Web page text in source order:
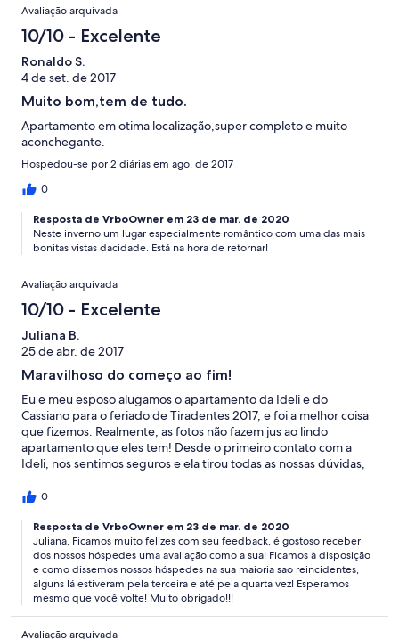
Avaliação arquivada
10/10 - Excelente
Ronaldo S.
4 de set. de 2017
Muito bom,tem de tudo.
Apartamento em otima localização,super completo e muito
aconchegante.
Hospedou-se por 2 diárias em ago. de 2017
0
Resposta de VrboOwner em 23 de mar. de 2020
Neste inverno um lugar especialmente romântico com uma das mais
bonitas vistas dacidade. Está na hora de retornar!
Avaliação arquivada
10/10 - Excelente
Juliana B.
25 de abr. de 2017
Maravilhoso do começo ao fim!
Eu e meu esposo alugamos o apartamento da Ideli e do
Cassiano para o feriado de Tiradentes 2017, e foi a melhor coisa
que fizemos. Realmente, as fotos não fazem jus ao lindo
apartamento que eles tem! Desde o primeiro contato com a
Ideli, nos sentimos seguros e ela tirou todas as nossas dúvidas,
realmente iriamos querer ficar com o ap. Ao chegar lá, ficamos
cada objeto encaixa em cada lugar. O apartamento é muito
romântico e tudo funciona! A lareira a gás é super pratica, bem
melhor que utilizar lenha e deixa o ambiente super quentinho. O
chuveiro então, é maravilhoso! Tem também um aquecedor
portátil que você pode levar para o cômodo que você está. A
cozinha é completa e o quarto é muito aconchegante, ótima
0
Resposta de VrboOwner em 23 de mar. de 2020
Juliana, Ficamos muito felizes com seu feedback, é gostoso receber
dos nossos hóspedes uma avaliação como a sua! Ficamos à disposição
e como dissemos nossos hóspedes na sua maioria sao reincidentes,
alguns lá estiveram pela terceira e até pela quarta vez! Esperamos
mesmo que você volte! Muito obrigado!!!
Avaliação arquivada